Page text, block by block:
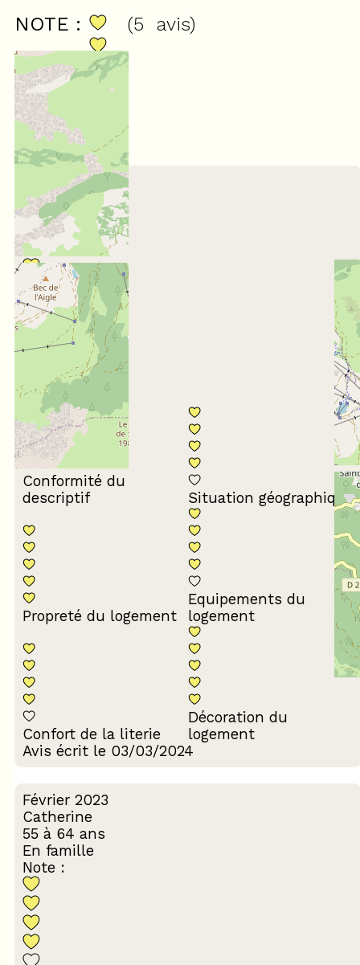
NOTE :
4,4
/ 5
(5 avis)
Février 2024
Marie-Claude
35 à 44 ans
En famille
Note :
Conformité du
descriptif
Situation géographique
Propreté du logement
Equipements du
logement
Confort de la literie
Décoration du
logement
Avis écrit le 03/03/2024
Février 2023
Catherine
55 à 64 ans
En famille
Note :